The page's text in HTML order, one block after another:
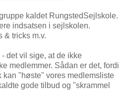
kaldet RungstedSejlskole.
indsatsen i sejlskolen.
& tricks m.v.
det vil sige, at de ikke
medlemmer. Sådan er det, fordi
kan "høste" vores medlemsliste
gode tilbud og "skrammel